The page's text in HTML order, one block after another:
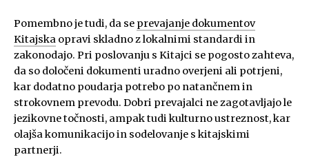
Pomembno je tudi, da se prevajanje dokumentov
Kitajska opravi skladno z lokalnimi standardi in
zakonodajo. Pri poslovanju s Kitajci se pogosto zahteva,
da so določeni dokumenti uradno overjeni ali potrjeni,
kar dodatno poudarja potrebo po natančnem in
strokovnem prevodu. Dobri prevajalci ne zagotavljajo le
jezikovne točnosti, ampak tudi kulturno ustreznost, kar
olajša komunikacijo in sodelovanje s kitajskimi
partnerji.